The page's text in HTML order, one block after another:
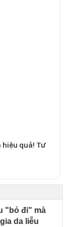
hiệu quả! Tư
"bỏ đi" mà
da liễu